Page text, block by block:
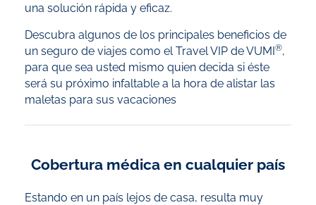
una solución rápida y eficaz.
Descubra algunos de los principales beneficios de
un seguro de viajes como el Travel VIP de VUMI®,
para que sea usted mismo quien decida si éste
será su próximo infaltable a la hora de alistar las
maletas para sus vacaciones
Cobertura médica en cualquier país
Estando en un país lejos de casa, resulta muy